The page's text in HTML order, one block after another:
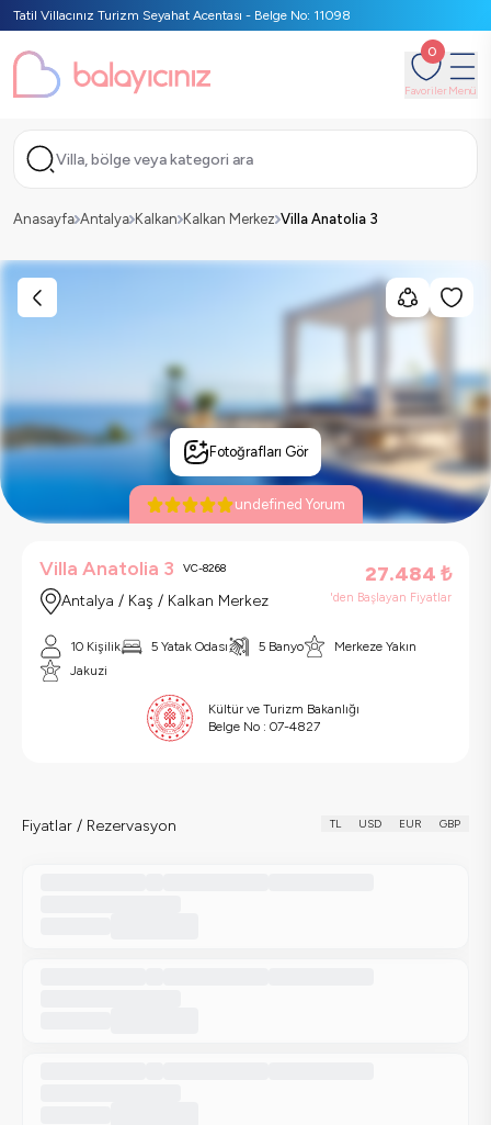
Tatil Villacınız Turizm Seyahat Acentası - Belge No: 11098
0
FavorilerMenü
Villa, bölge veya kategori ara
Anasayfa Antalya Kalkan Kalkan Merkez Villa Anatolia 3
Fotoğrafları Gör
undefined Yorum
Villa Anatolia 3 VC-8268
Antalya / Kaş / Kalkan Merkez
27.484 ₺
'den Başlayan Fiyatlar
10 Kişilik 5 Yatak Odası 5 Banyo
Merkeze Yakın
Jakuzi
Kültür ve Turizm Bakanlığı
Belge No : 07-4827
Fiyatlar / Rezervasyon TL USD EUR GBP